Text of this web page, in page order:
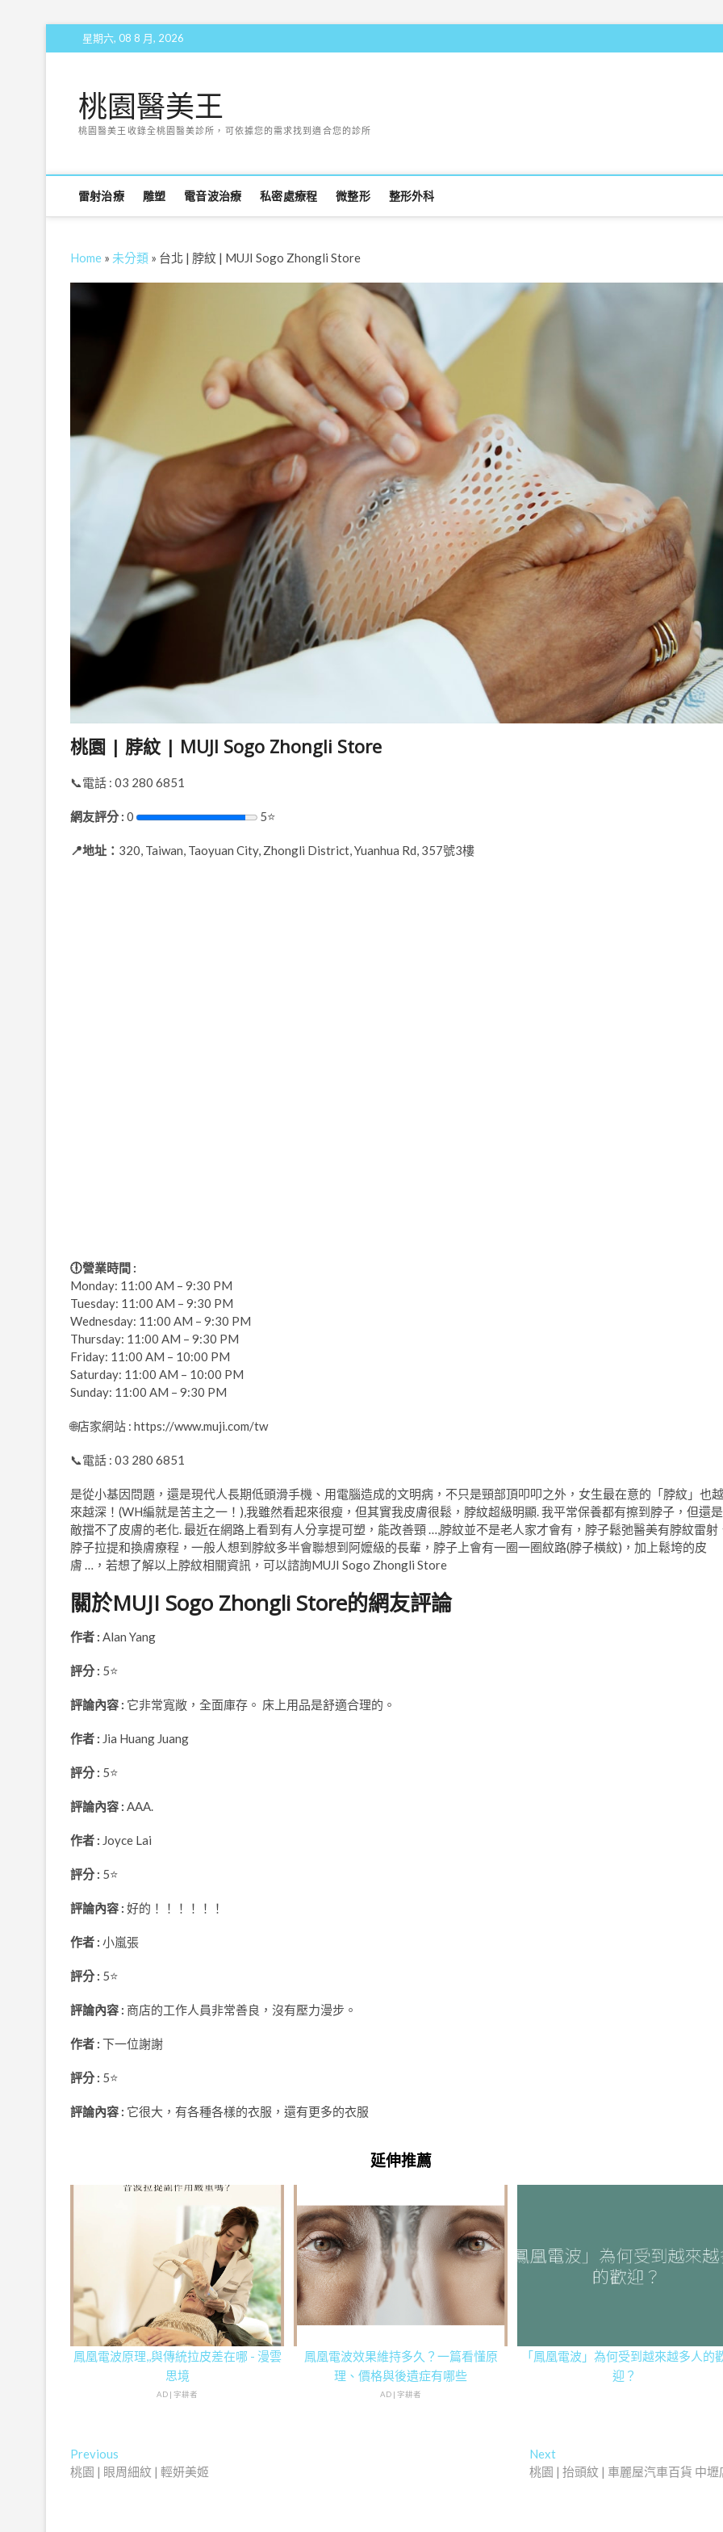
to
星期六, 08 8 月, 2026
桃園醫美王
桃園醫美王收錄全桃園醫美診所，可依據您的需求找到適合您的診所
雷射治療 雕塑 電音波治療 私密處療程 微整形 整形外科
Home » 未分類 » 台北 | 脖紋 | MUJI Sogo Zhongli Store
桃園 | 脖紋 | MUJI Sogo Zhongli Store
📞電話 : 03 280 6851
網友評分 : 0 5⭐
📍地址： 320, Taiwan, Taoyuan City, Zhongli District, Yuanhua Rd, 357號3樓
🕕營業時間 :
Monday: 11:00 AM – 9:30 PM
Tuesday: 11:00 AM – 9:30 PM
Wednesday: 11:00 AM – 9:30 PM
Thursday: 11:00 AM – 9:30 PM
Friday: 11:00 AM – 10:00 PM
Saturday: 11:00 AM – 10:00 PM
Sunday: 11:00 AM – 9:30 PM
🌐店家網站 : https://www.muji.com/tw
📞電話 : 03 280 6851
是從小基因問題，還是現代人長期低頭滑手機、用電腦造成的文明病，不只是頸部頂叩叩之外，女生最在意的「脖紋」也越
來越深！(WH編就是苦主之一！),我雖然看起來很瘦，但其實我皮膚很鬆，脖紋超級明顯. 我平常保養都有擦到脖子，但還是
敵擋不了皮膚的老化. 最近在網路上看到有人分享提可塑，能改善頸 …,脖紋並不是老人家才會有，脖子鬆弛醫美有脖紋雷射
脖子拉提和換膚療程，一般人想到脖紋多半會聯想到阿嬤級的長輩，脖子上會有一圈一圈紋路(脖子橫紋)，加上鬆垮的皮
膚 …，若想了解以上脖紋相關資訊，可以諮詢MUJI Sogo Zhongli Store
關於MUJI Sogo Zhongli Store的網友評論
作者 : Alan Yang
評分 : 5⭐
評論內容 : 它非常寬敞，全面庫存。 床上用品是舒適合理的。
作者 : Jia Huang Juang
評分 : 5⭐
評論內容 : AAA.
作者 : Joyce Lai
評分 : 5⭐
評論內容 : 好的！！！！！！
作者 : 小嵐張
評分 : 5⭐
評論內容 : 商店的工作人員非常善良，沒有壓力漫步。
作者 : 下一位謝謝
評分 : 5⭐
評論內容 : 它很大，有各種各樣的衣服，還有更多的衣服
延伸推薦
鳳凰電波原理,,與傳統拉皮差在哪 - 漫雲
思境
AD | 字耕者
鳳凰電波效果維持多久？一篇看懂原
理、價格與後遺症有哪些
AD | 字耕者
「鳳凰電波」為何受到越來越多人的
迎？
文
章
Previous
post:
桃園 | 眼周細紋 | 輕妍美姬
NextNext
post:
桃園 | 抬頭紋 | 車麗屋汽車百貨 中壢